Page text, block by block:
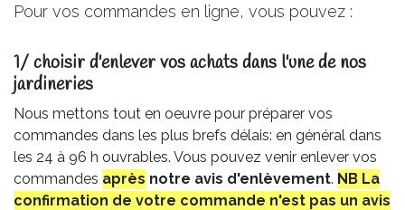
Pour vos commandes en ligne, vous pouvez :
1/ choisir d'enlever vos achats dans l'une de nos
jardineries​
Nous mettons tout en oeuvre pour préparer vos
commandes dans les plus brefs délais: en général dans
les 24 à 96 h ouvrables. Vous pouvez venir enlever vos
commandes après notre avis d'enlèvement. NB La
confirmation de votre commande n'est pas un avis